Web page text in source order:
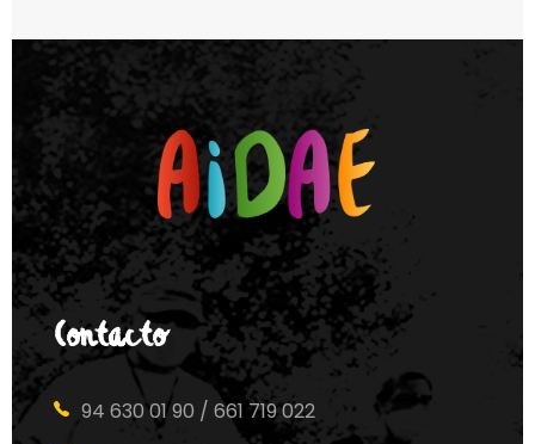
Contacto
94 630 01 90 / 661 719 022